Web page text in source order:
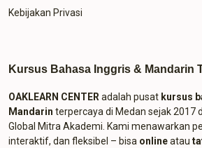
Kebijakan Privasi
Kursus Bahasa Inggris & Mandarin
OAKLEARN CENTER adalah pusat kursus
Mandarin terpercaya di Medan sejak 2017
Global Mitra Akademi. Kami menawarkan
interaktif, dan fleksibel – bisa onlineatau